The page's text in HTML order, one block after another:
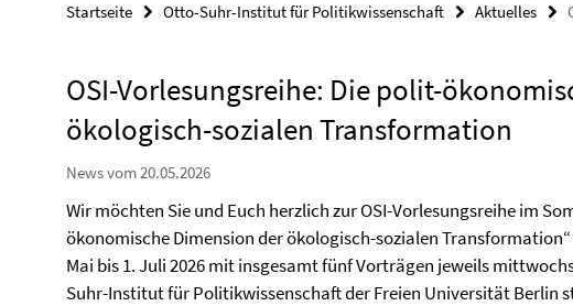
Startseite Otto-Suhr-Institut für Politikwissenschaft Aktuelles
OSI-Vorlesungsreihe: Die polit-
ökologisch-sozialen Transformation
News vom 20.05.2026
Wir möchten Sie und Euch herzlich zur OSI-Vorlesungsreihe im
ökonomische Dimension der ökologisch-sozialen
Mai bis 1. Juli 2026 mit insgesamt fünf Vorträgen jeweils
Suhr-Institut für Politikwissenschaft der Freien Universität Berlin